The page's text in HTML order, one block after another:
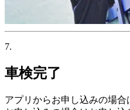
7.
車検完了
アプリからお申し込みの場合